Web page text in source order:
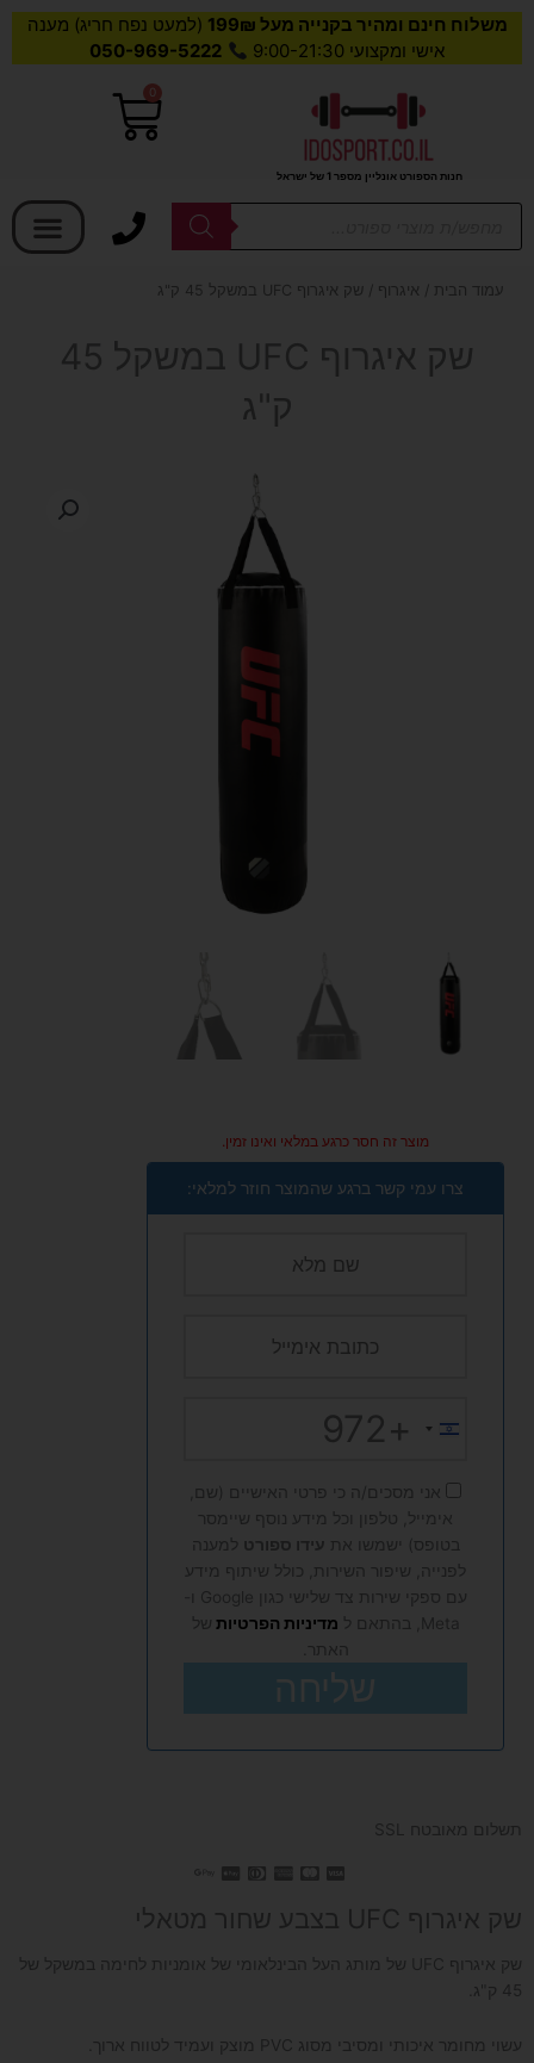
משלוח חינם ומהיר בקנייה מעל 199₪
(למעט נפח חריג) מענה
אישי ומקצועי 9:00-21:30
050-969-5222
חנות הספורט אונליין מספר 1 של ישראל
0
עגלת
Products
עמוד הבית / איגרוף / שק איגרוף UFC במשקל 45 ק"ג
שק איגרוף UFC במשקל 45
ק"ג
מוצר זה חסר כרגע במלאי ואינו זמין.
צרו עמי קשר ברגע שהמוצר חוזר למלאי:
Israel
+972
אני מסכים/ה כי פרטי האישיים (שם,
אימייל, טלפון וכל מידע נוסף שיימסר
בטופס) ישמשו את עידו ספורט למענה
לפנייה, שיפור השירות, כולל שיתוף מידע
Meta, בהתאם ל
מדיניות הפרטיות של
האתר.
שליחה
תשלום מאובטח SSL
שק איגרוף UFC בצבע שחור מטאלי
שק איגרוף UFC של מותג העל הבינלאומי של אומניות לחימה במשקל של
45 ק"ג.
עשוי מחומר איכותי ומסיבי מסוג PVC מוצק ועמיד לטווח ארוך.